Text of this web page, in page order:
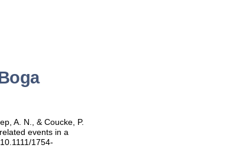
A. N., & Coucke, P.
events in a
1754-